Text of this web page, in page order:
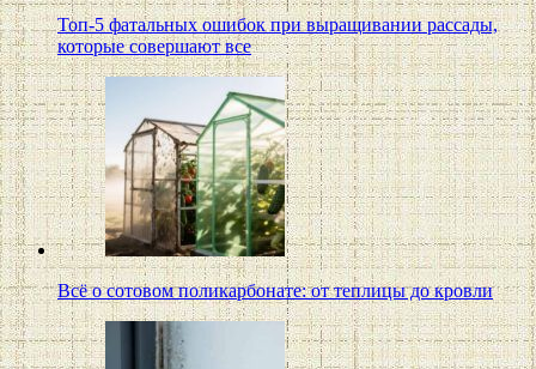
Топ-5 фатальных ошибок при выращивании рассады,
которые совершают все
Всё о сотовом поликарбонате: от теплицы до кровли